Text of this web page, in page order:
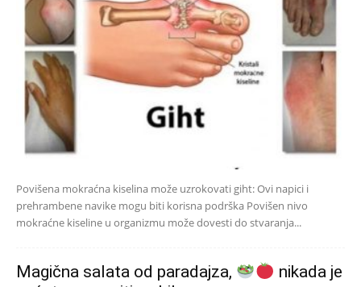
Povišena mokraćna kiselina može uzrokovati giht: Ovi napici i
prehrambene navike mogu biti korisna podrška Povišen nivo
mokraćne kiseline u organizmu može dovesti do stvaranja...
Magična salata od paradajza,
nikada je